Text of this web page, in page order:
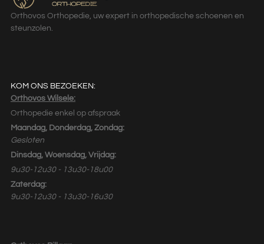
Orthovos Orthopedie, uw expert in orthopedische schoenen en
steunzolen.
KOM ONS BEZOEKEN:
Orthovos Wilsele:
Orthopedie enkel op afspraak
Maandag, Donderdag, Zondag:
Gesloten
Dinsdag, Woensdag, Vrijdag:
9u30-12u30 - 13u30-18u00
Zaterdag:
9u30-12u30 - 13u30-16u30